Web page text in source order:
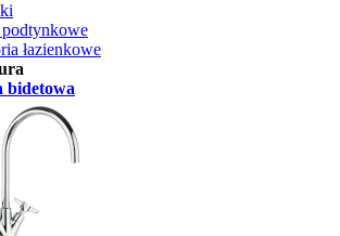
podtynkowe
łazienkowe
bidetowa